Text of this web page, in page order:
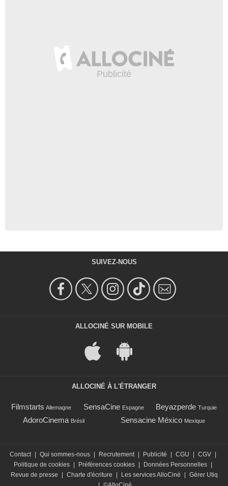
SUIVEZ-NOUS
ALLOCINÉ SUR MOBILE
ALLOCINÉ À L'ÉTRANGER
Filmstarts Allemagne SensaCine Espagne Beyazperde Turquie
AdoroCinema Brésil Sensacine México Mexique
Contact Qui sommes-nous Recrutement Publicité CGU CGV
Politique de cookies
Préférences cookies Données Personnelles
Revue de presse
Charte d'écriture Les services AlloCiné
Gérer Utiq